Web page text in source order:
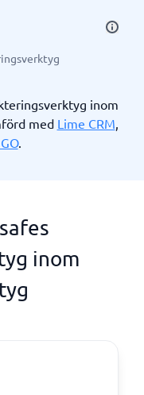
inom
med Lime CRM,
.
inom